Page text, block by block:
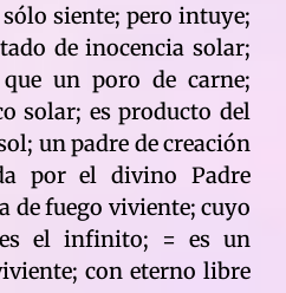
siente; pero intuye;
de inocencia solar;
un poro de carne;
solar; es producto del
un padre de creación
por el divino Padre
de fuego viviente; cuyo
el infinito; = es un
con eterno libre